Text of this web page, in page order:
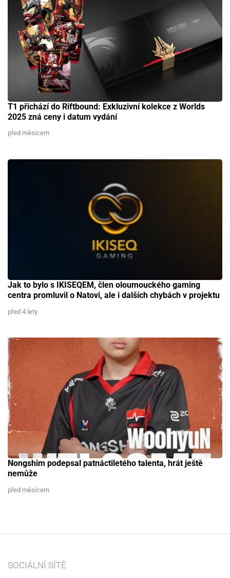
T1 přichází do Riftbound: Exkluzivní kolekce z Worlds
2025 zná ceny i datum vydání
před měsícem
Jak to bylo s IKISEQEM, člen oloumouckého gaming
centra promluvil o Natovi, ale i dalších chybách v projektu
před 4 lety
Nongshim podepsal patnáctiletého talenta, hrát ještě
nemůže
před měsícem
SOCIÁLNÍ SÍTĚ